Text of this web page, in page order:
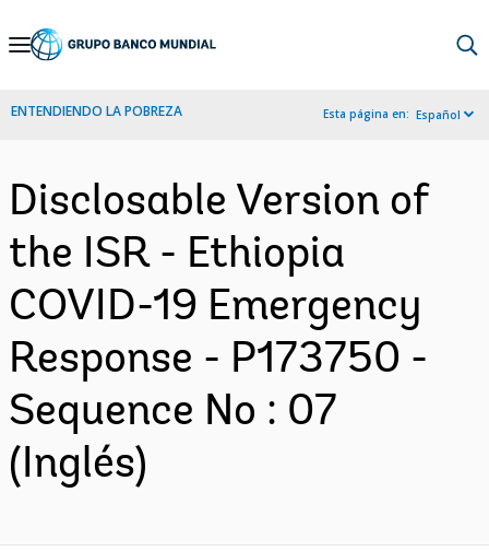
Skip
Navigation
ENTENDIENDO LA POBREZA Esta página en: Español
Disclosable Version of
the ISR - Ethiopia
COVID-19 Emergency
Response - P173750 -
Sequence No : 07
(Inglés)